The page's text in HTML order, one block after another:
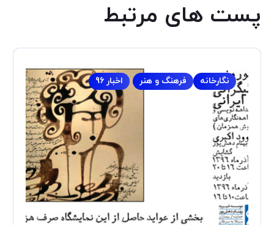
پست های مرتبط
اخبار 96 فرهنگ و هنر نگارخانه